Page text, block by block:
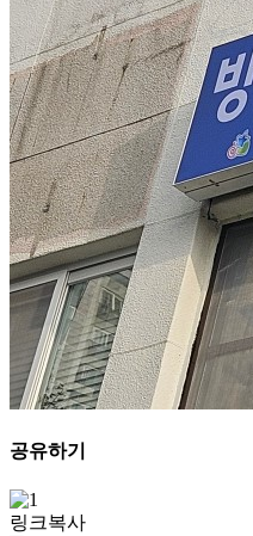
공유하기
링크복사